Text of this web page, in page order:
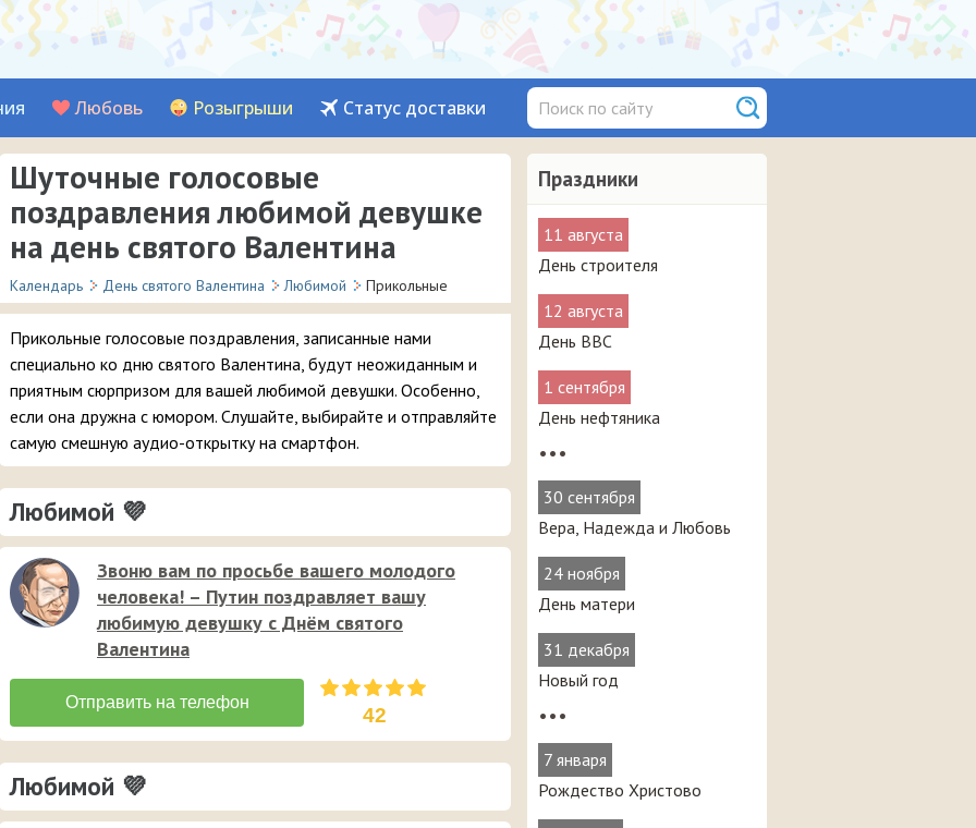
Любовь Розыгрыши Статус доставки
Праздники
11 августа
День строителя
12 августа
День ВВС
1 сентября
День нефтяника
•••
30 сентября
Вера, Надежда и Любовь
24 ноября
День матери
31 декабря
Новый год
•••
7 января
Рождество Христово
Шуточные голосовые
поздравления любимой девушке
на день святого Валентина
Календарь День святого Валентина Любимой Прикольные
Прикольные голосовые поздравления, записанные нами
специально ко дню святого Валентина, будут неожиданным и
приятным сюрпризом для вашей любимой девушки. Особенно,
если она дружна с юмором. Слушайте, выбирайте и отправляйте
самую смешную аудио-открытку на смартфон.
Любимой 💜
Звоню вам по просьбе вашего молодого
человека! – Путин поздравляет вашу
любимую девушку с Днём святого
Валентина
42
Любимой 💜